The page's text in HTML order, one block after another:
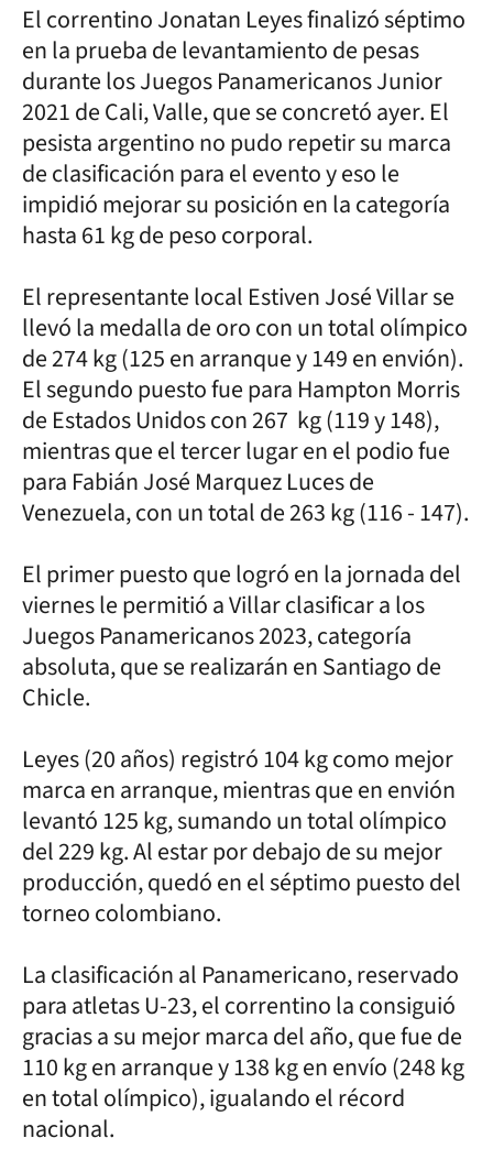
El correntino Jonatan Leyes finalizó séptimo
en la prueba de levantamiento de pesas
durante los Juegos Panamericanos Junior
2021 de Cali, Valle, que se concretó ayer. El
pesista argentino no pudo repetir su marca
de clasificación para el evento y eso le
impidió mejorar su posición en la categoría
hasta 61 kg de peso corporal.
El representante local Estiven José Villar se
llevó la medalla de oro con un total olímpico
de 274 kg (125 en arranque y 149 en envión).
El segundo puesto fue para Hampton Morris
de Estados Unidos con 267 kg (119 y 148),
mientras que el tercer lugar en el podio fue
para Fabián José Marquez Luces de
Venezuela, con un total de 263 kg (116 - 147).
El primer puesto que logró en la jornada del
viernes le permitió a Villar clasificar a los
Juegos Panamericanos 2023, categoría
absoluta, que se realizarán en Santiago de
Chicle.
Leyes (20 años) registró 104 kg como mejor
marca en arranque, mientras que en envión
levantó 125 kg, sumando un total olímpico
del 229 kg. Al estar por debajo de su mejor
producción, quedó en el séptimo puesto del
torneo colombiano.
La clasificación al Panamericano, reservado
para atletas U-23, el correntino la consiguió
gracias a su mejor marca del año, que fue de
110 kg en arranque y 138 kg en envío (248 kg
en total olímpico), igualando el récord
nacional.